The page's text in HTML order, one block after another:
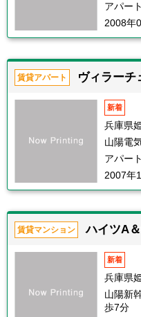
アパー
2008年
賃貸アパート ヴィラーチ
新着
兵庫県
山陽電
アパー
2007年
賃貸マンション ハイツA
新着
兵庫県
山陽新
歩7分